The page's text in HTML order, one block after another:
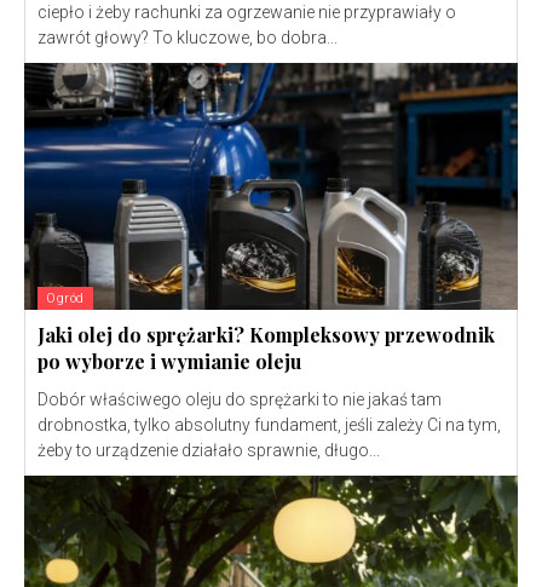
ciepło i żeby rachunki za ogrzewanie nie przyprawiały o
zawrót głowy? To kluczowe, bo dobra...
Ogród
Jaki olej do sprężarki? Kompleksowy przewodnik
po wyborze i wymianie oleju
Dobór właściwego oleju do sprężarki to nie jakaś tam
drobnostka, tylko absolutny fundament, jeśli zależy Ci na tym,
żeby to urządzenie działało sprawnie, długo...